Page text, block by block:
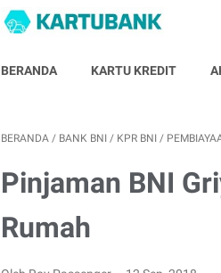
BERANDA KARTU KREDIT
BERANDA / BANK BNI / KPR BNI /
Pinjaman BNI
Rumah